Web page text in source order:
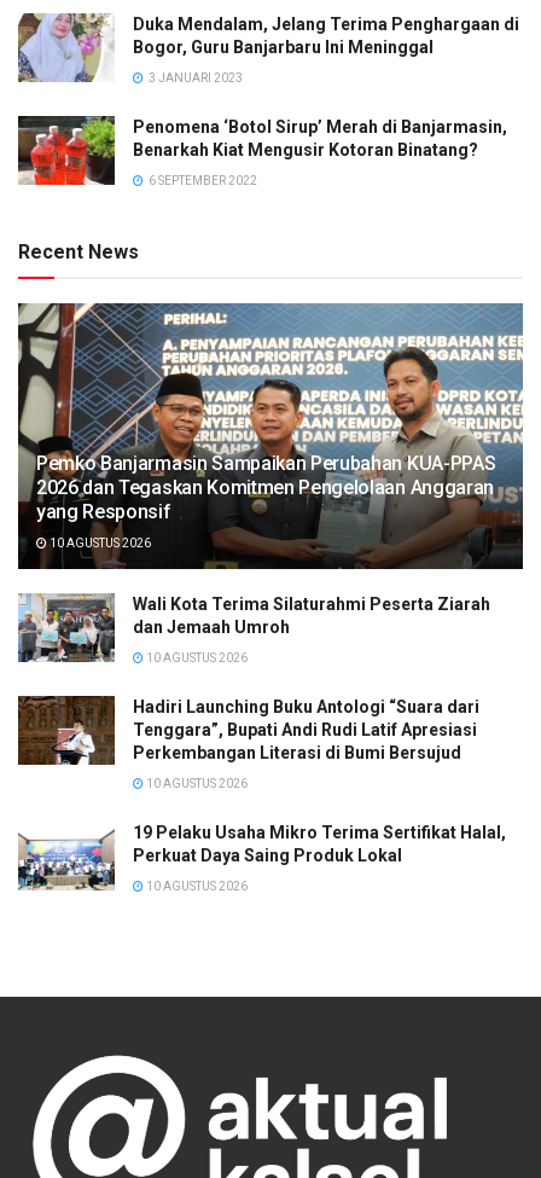
Duka Mendalam, Jelang Terima Penghargaan di
Bogor, Guru Banjarbaru Ini Meninggal
3 JANUARI 2023
Penomena ‘Botol Sirup’ Merah di Banjarmasin,
Benarkah Kiat Mengusir Kotoran Binatang?
6 SEPTEMBER 2022
Recent News
Pemko Banjarmasin Sampaikan Perubahan KUA-PPAS
2026 dan Tegaskan Komitmen Pengelolaan Anggaran
yang Responsif
10 AGUSTUS 2026
Wali Kota Terima Silaturahmi Peserta Ziarah
dan Jemaah Umroh
10 AGUSTUS 2026
Hadiri Launching Buku Antologi “Suara dari
Tenggara”, Bupati Andi Rudi Latif Apresiasi
Perkembangan Literasi di Bumi Bersujud
10 AGUSTUS 2026
19 Pelaku Usaha Mikro Terima Sertifikat Halal,
Perkuat Daya Saing Produk Lokal
10 AGUSTUS 2026